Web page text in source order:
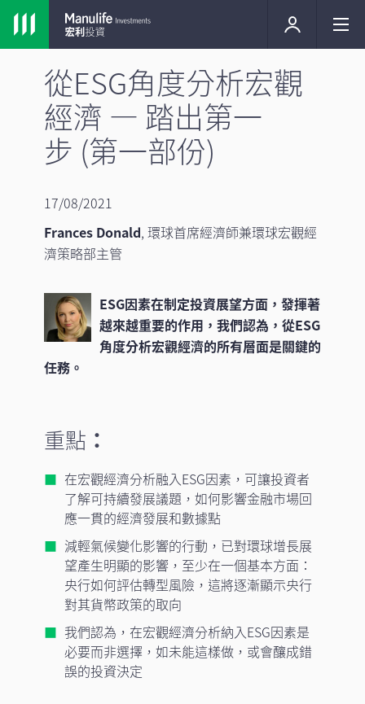
從ESG角度分析宏觀
經濟 — 踏出第一
步 (第一部份)
17/08/2021
Frances Donald, 環球首席經濟師兼環球宏觀經
濟策略部主管
ESG因素在制定投資展望方面，發揮著
越來越重要的作用，我們認為，從ESG
角度分析宏觀經濟的所有層面是關鍵的
任務。
重點 ：
在宏觀經濟分析融入ESG因素，可讓投資者
了解可持續發展議題，如何影響金融市場回
應一貫的經濟發展和數據點
減輕氣候變化影響的行動，已對環球增長展
望產生明顯的影響，至少在一個基本方面：
央行如何評估轉型風險，這將逐漸顯示央行
對其貨幣政策的取向
我們認為，在宏觀經濟分析納入ESG因素是
必要而非選擇，如未能這樣做，或會釀成錯
誤的投資決定